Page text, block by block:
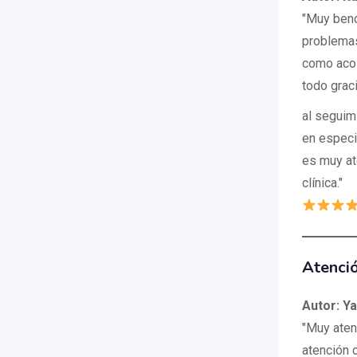
"Muy
como
todo
al
en
es muy
clínica."
Autor:
"Muy
atención